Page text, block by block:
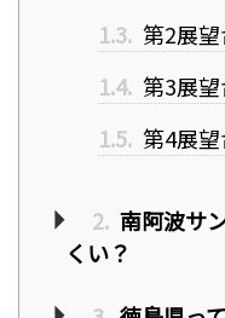
1.3. 第2展望
1.4. 第3展望
1.5. 第4展望
2. 南阿波サ
くい？